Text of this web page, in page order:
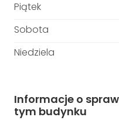
Piątek
Sobota
Niedziela
Informacje o
tym budynku